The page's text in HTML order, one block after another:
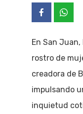
En San
rostro de
creadora de
impulsando
inquietud